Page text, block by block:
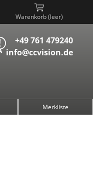
Warenkorb ( )
+49 761 479240
info@ccvision.de
Merkliste